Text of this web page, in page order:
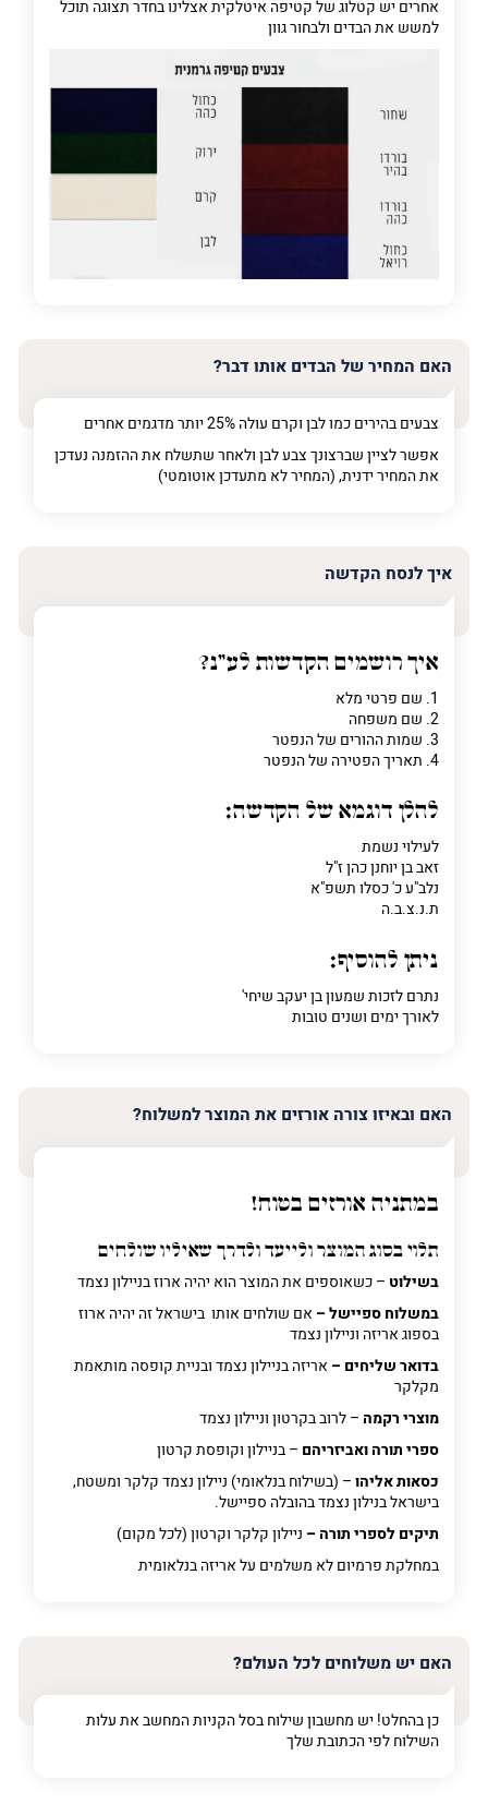
פרט על מה מדובר
אחרים יש קטלוג של קטיפה איטלקית אצלינו בחדר תצוגה תוכל
למשש את הבדים ולבחור גוון
האם המחיר של הבדים אותו דבר?
צבעים בהירים כמו לבן וקרם עולה 25% יותר מדגמים אחרים
אפשר לציין שברצונך צבע לבן ולאחר שתשלח את ההזמנה נעדכן
את המחיר ידנית, (המחיר לא מתעדכן אוטומטי)
איך לנסח הקדשה
איך רושמים הקדשות לע"נ?
1. שם פרטי מלא
2. שם משפחה
3. שמות ההורים של הנפטר
4. תאריך הפטירה של הנפטר
להלן דוגמא של הקדשה:
לעילוי נשמת
זאב בן יוחנן כהן ז"ל
נלב"ע כ' כסלו תשפ"א
ת.נ.צ.ב.ה
ניתן להוסיף:
נתרם לזכות שמעון בן יעקב שיחי'
לאורך ימים ושנים טובות
האם ובאיזו צורה אורזים את המוצר למשלוח?
במתניה אורזים בטוח!
תלוי בסוג המוצר ולייעד ולדרך שאיליו שולחים
בשילוט – כשאוספים את המוצר הוא יהיה ארוז בניילון נצמד
במשלוח ספיישל – אם שולחים אותו בישראל זה יהיה ארוז
בספוג אריזה וניילון נצמד
בדואר שליחים – אריזה בניילון נצמד ובניית קופסה מותאמת
מקלקר
מוצרי רקמה – לרוב בקרטון וניילון נצמד
ספרי תורה ואביזריהם – בניילון וקופסת קרטון
כסאות אליהו– (בשילוח בנלאומי) ניילון נצמד קלקר ומשטח,
בישראל בנילון נצמד בהובלה ספיישל.
תיקים לספרי תורה – ניילון קלקר וקרטון (לכל מקום)
במחלקת פרמיוםלא משלמים על אריזה בנלאומית
האם יש משלוחים לכל העולם?
כן בהחלט! יש מחשבון שילוח בסל הקניות המחשב את עלות
השילוח לפי הכתובת שלך